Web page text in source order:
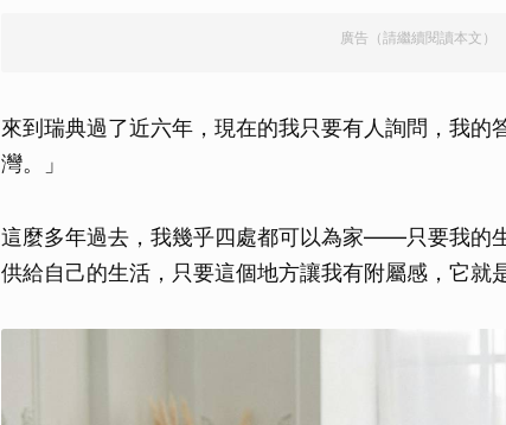
廣告（請繼續閱讀本文）
來到瑞典過了近六年，現在的我只要有人詢問，我的
灣。」
這麼多年過去，我幾乎四處都可以為家——只要我的
供給自己的生活，只要這個地方讓我有附屬感，它就